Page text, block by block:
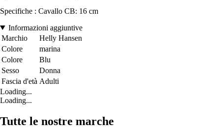
Specifiche : Cavallo CB: 16 cm
Informazioni aggiuntive
Marchio
Helly Hansen
Colore
marina
Colore
Blu
Sesso
Donna
Fascia d'età Adulti
Loading...
Loading...
Tutte le nostre marche